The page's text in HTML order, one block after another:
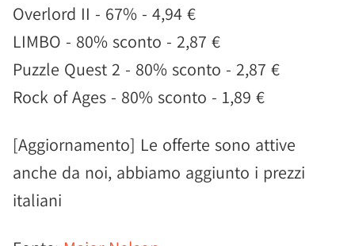
Overlord II - 67% - 4,94 €
LIMBO - 80% sconto - 2,87 €
Puzzle Quest 2 - 80% sconto - 2,87 €
Rock of Ages - 80% sconto - 1,89 €
[Aggiornamento] Le offerte sono attive
anche da noi, abbiamo aggiunto i prezzi
italiani